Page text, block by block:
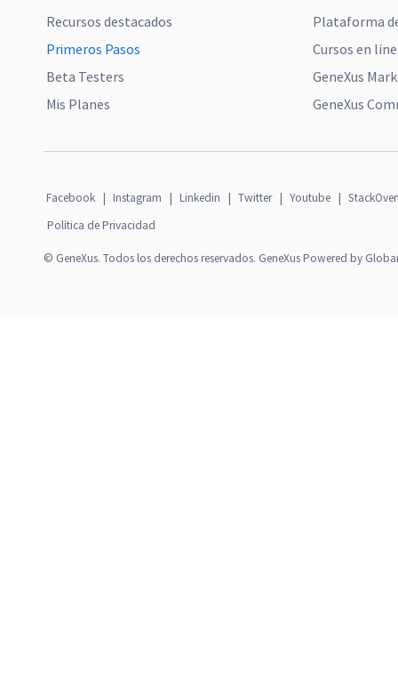
Recursos destacados
Primeros Pasos
Beta Testers
Mis Planes
Plataforma
Cursos en
GeneXus
GeneXus
Facebook | Instagram | Linkedin | Twitter | Youtube |
Política de Privacidad
© GeneXus. Todos los derechos reservados. GeneXus Powered by